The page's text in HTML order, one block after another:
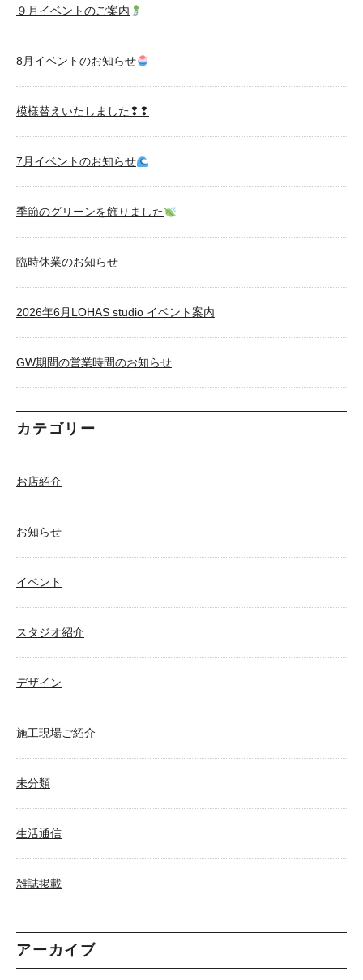
９月イベントのご案内
8月イベントのお知らせ
模様替えいたしました❢❢
7月イベントのお知らせ
季節のグリーンを飾りました
臨時休業のお知らせ
2026年6月LOHAS studio イベント案内
GW期間の営業時間のお知らせ
カテゴリー
お店紹介
お知らせ
イベント
スタジオ紹介
デザイン
施工現場ご紹介
未分類
生活通信
雑誌掲載
アーカイブ